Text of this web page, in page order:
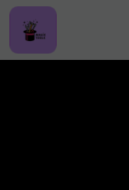
跳转到主要内容